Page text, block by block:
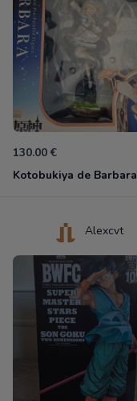
130.00 €
Kotobukiya de Barbara
Alexcvt